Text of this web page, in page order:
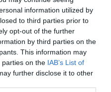
information utilized by
to third parties prior to
opt-out of the further
by third parties on the
This information may
parties on the IAB’s List of
further disclose it to other